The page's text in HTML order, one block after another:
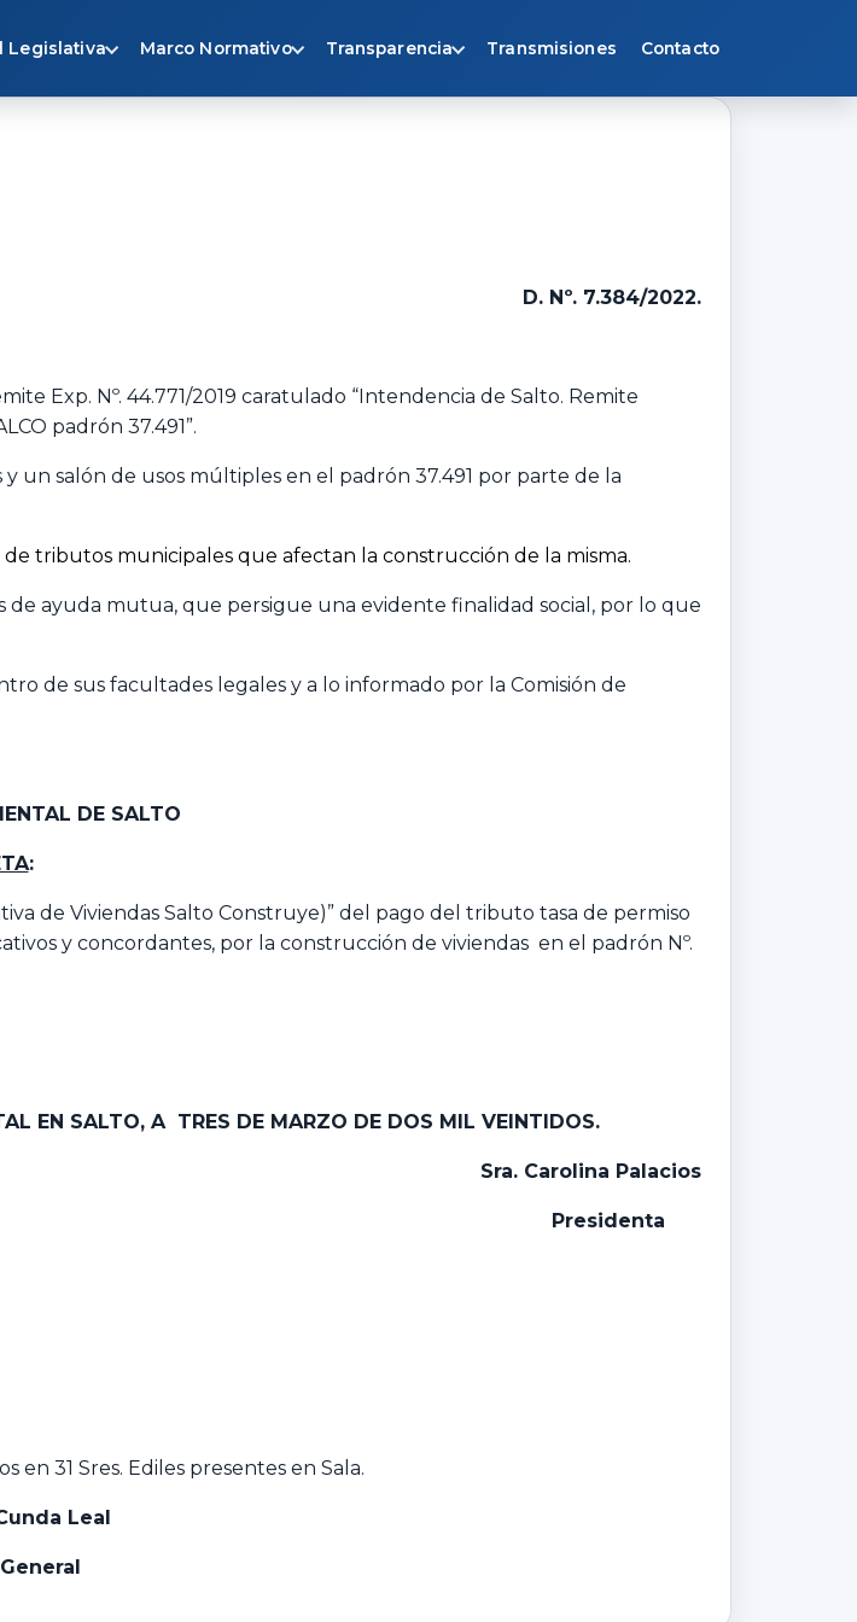
Legislativa Marco Normativo Transparencia Transmisiones Contacto
D. Nº. 7.384/2022.
Exp. Nº. 44.771/2019 caratulado “Intendencia de Salto. Remite
padrón 37.491”.
un salón de usos múltiples en el padrón 37.491 por parte de la
tributos municipales que afectan la construcción de la misma.
de ayuda mutua, que persigue una evidente finalidad social, por lo que
de sus facultades legales y a lo informado por la Comisión de
DE SALTO
:
de Viviendas Salto Construye)” del pago del tributo tasa de permiso
y concordantes, por la construcción de viviendas en el padrón Nº.
EN SALTO, A TRES DE MARZO DE DOS MIL VEINTIDOS.
Sra. Carolina Palacios
Presidenta
31 Sres. Ediles presentes en Sala.
Leal